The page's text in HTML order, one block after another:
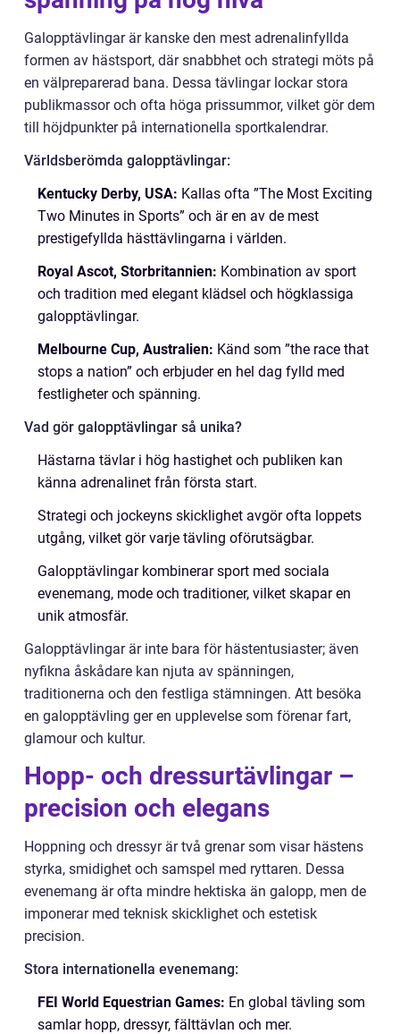
Galopptävlingar är kanske den mest adrenalinfyllda
formen av hästsport, där snabbhet och strategi möts på
en välpreparerad bana. Dessa tävlingar lockar stora
publikmassor och ofta höga prissummor, vilket gör dem
till höjdpunkter på internationella sportkalendrar.
Världsberömda galopptävlingar:
Kentucky Derby, USA: Kallas ofta ”The Most Exciting
Two Minutes in Sports” och är en av de mest
prestigefyllda hästtävlingarna i världen.
Royal Ascot, Storbritannien: Kombination av sport
och tradition med elegant klädsel och högklassiga
galopptävlingar.
Melbourne Cup, Australien: Känd som ”the race that
stops a nation” och erbjuder en hel dag fylld med
festligheter och spänning.
Vad gör galopptävlingar så unika?
Hästarna tävlar i hög hastighet och publiken kan
känna adrenalinet från första start.
Strategi och jockeyns skicklighet avgör ofta loppets
utgång, vilket gör varje tävling oförutsägbar.
Galopptävlingar kombinerar sport med sociala
evenemang, mode och traditioner, vilket skapar en
unik atmosfär.
Galopptävlingar är inte bara för hästentusiaster; även
nyfikna åskådare kan njuta av spänningen,
traditionerna och den festliga stämningen. Att besöka
en galopptävling ger en upplevelse som förenar fart,
glamour och kultur.
Hopp- och dressurtävlingar –
precision och elegans
Hoppning och dressyr är två grenar som visar hästens
styrka, smidighet och samspel med ryttaren. Dessa
evenemang är ofta mindre hektiska än galopp, men de
imponerar med teknisk skicklighet och estetisk
precision.
Stora internationella evenemang:
FEI World Equestrian Games: En global tävling som
samlar hopp, dressyr, fälttävlan och mer.